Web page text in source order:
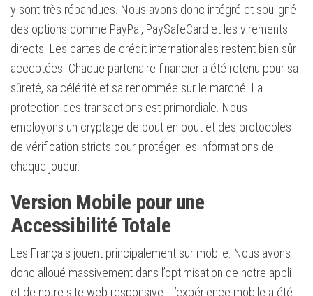
y sont très répandues. Nous avons donc intégré et souligné
des options comme PayPal, PaySafeCard et les virements
directs. Les cartes de crédit internationales restent bien sûr
acceptées. Chaque partenaire financier a été retenu pour sa
sûreté, sa célérité et sa renommée sur le marché. La
protection des transactions est primordiale. Nous
employons un cryptage de bout en bout et des protocoles
de vérification stricts pour protéger les informations de
chaque joueur.
Version Mobile pour une
Accessibilité Totale
Les Français jouent principalement sur mobile. Nous avons
donc alloué massivement dans l’optimisation de notre appli
et de notre site web responsive. L’expérience mobile a été